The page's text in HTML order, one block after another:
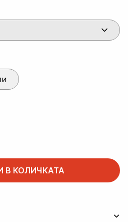
В КОЛИЧКАТА